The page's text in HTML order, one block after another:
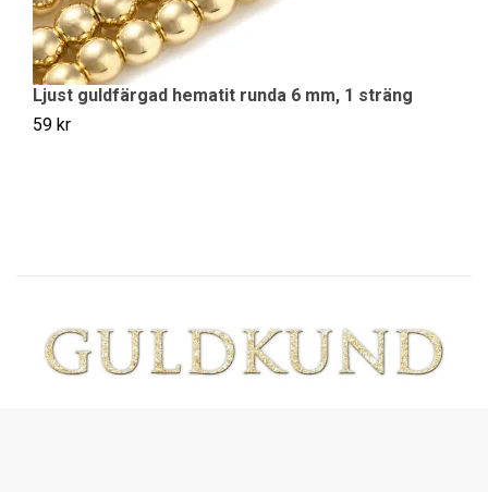
Ljust guldfärgad hematit runda 6 mm, 1 sträng
59 kr